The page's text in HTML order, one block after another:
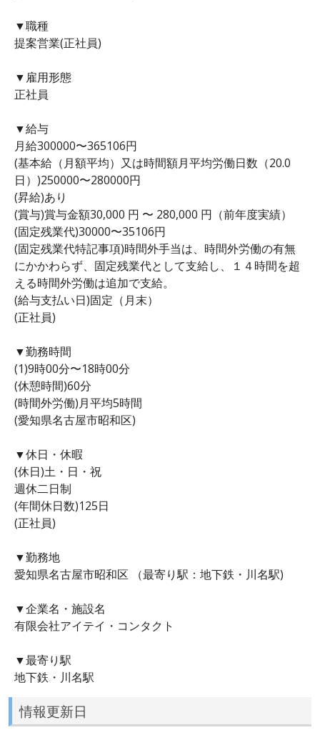
▼職種
提案営業(正社員)
▼雇用形態
正社員
▼給与
月給300000〜365106円
(基本給（月額平均）又は時間額月平均労働日数（20.0
日）)250000〜280000円
(昇給)あり
(賞与)賞与金額30,000 円 〜 280,000 円（前年度実績）
(固定残業代)30000〜35106円
(固定残業代特記事項)時間外手当は、時間外労働の有無
にかかわらず、固定残業代として支給し、１４時間を超
える時間外労働は追加で支給。
(給与支払い日)固定（月末）
(正社員)
▼勤務時間
(1)9時00分〜18時00分
(休憩時間)60分
(時間外労働)月平均5時間
(愛知県名古屋市昭和区)
▼休日・休暇
(休日)土・日・祝
週休二日制
(年間休日数)125日
(正社員)
▼勤務地
愛知県名古屋市昭和区 （最寄り駅：地下鉄・川名駅)
▼企業名・施設名
有限会社アイテイ・コンタクト
▼最寄り駅
地下鉄・川名駅
情報更新日